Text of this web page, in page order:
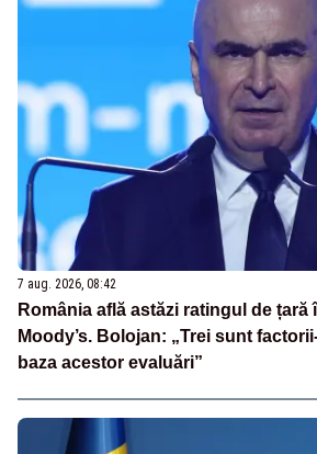
7 aug. 2026, 08:42
România află astăzi ratingul de țară
Moody’s. Bolojan: „Trei sunt
baza acestor evaluări”